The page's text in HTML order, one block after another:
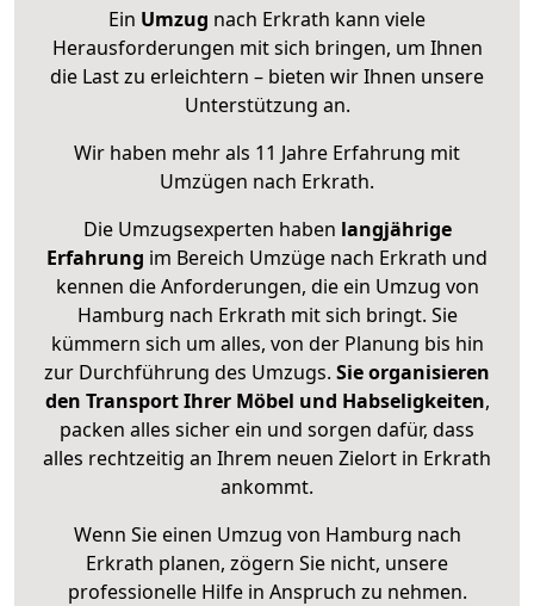
Ein Umzug nach Erkrath kann viele
Herausforderungen mit sich bringen, um Ihnen
die Last zu erleichtern – bieten wir Ihnen unsere
Unterstützung an.
Wir haben mehr als 11 Jahre Erfahrung mit
Umzügen nach Erkrath.
Die Umzugsexperten haben langjährige
Erfahrung im Bereich Umzüge nach Erkrath und
kennen die Anforderungen, die ein Umzug von
Hamburg nach Erkrath mit sich bringt. Sie
kümmern sich um alles, von der Planung bis hin
zur Durchführung des Umzugs. Sie organisieren
den Transport Ihrer Möbel und Habseligkeiten,
packen alles sicher ein und sorgen dafür, dass
alles rechtzeitig an Ihrem neuen Zielort in Erkrath
ankommt.
Wenn Sie einen Umzug von Hamburg nach
Erkrath planen, zögern Sie nicht, unsere
professionelle Hilfe in Anspruch zu nehmen.